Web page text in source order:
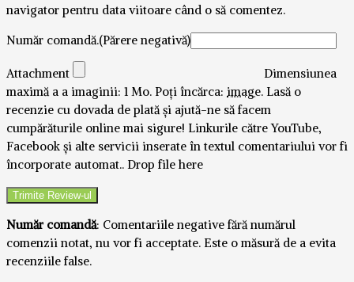
navigator pentru data viitoare când o să comentez.
Număr comandă.(Părere negativă)
Attachment
Dimensiunea
maximă a a imaginii: 1 Mo. Poți încărca: image. Lasă o
recenzie cu dovada de plată și ajută-ne să facem
cumpărăturile online mai sigure! Linkurile către YouTube,
Facebook și alte servicii inserate în textul comentariului vor fi
încorporate automat.. Drop file here
Număr comandă: Comentariile negative fără numărul
comenzii notat, nu vor fi acceptate. Este o măsură de a evita
recenziile false.